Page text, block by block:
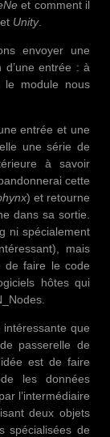
et comment il
Unity.
envoyer une
entrée : à
le module nous
entrée et une
une série de
à savoir
cette
) et retourne
dans sa sortie.
ni spécialement
mais
de faire le code
hôtes qui
que
passerelle de
est de faire
les données
l’intermédiaire
deux objets
spécialisées de